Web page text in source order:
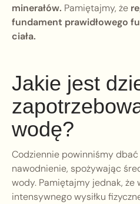
minerałów. Pamiętajmy, że
fundament prawidłowego
ciała.
Jakie jest
wodę?
Codziennie powinniśmy
nawodnienie, spożywając
wody. Pamiętajmy jednak,
intensywnego wysiłku